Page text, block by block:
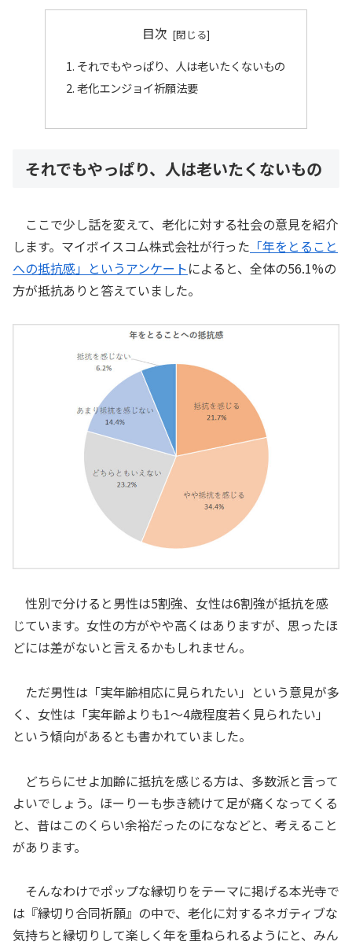
目次
それでもやっぱり、人は老いたくないもの
老化エンジョイ祈願法要
それでもやっぱり、人は老いたくないもの
ここで少し話を変えて、老化に対する社会の意見を紹介
します。マイボイスコム株式会社が行った 「年をとること
への抵抗感」というアンケートによると、全体の56.1%の
方が抵抗ありと答えていました。
性別で分けると男性は5割強、女性は6割強が抵抗を感
じています。女性の方がやや高くはありますが、思ったほ
どには差がないと言えるかもしれません。
ただ男性は「実年齢相応に見られたい」という意見が多
く、女性は「実年齢よりも1～4歳程度若く見られたい」
という傾向があるとも書かれていました。
どちらにせよ加齢に抵抗を感じる方は、多数派と言って
よいでしょう。ほーりーも歩き続けて足が痛くなってくる
と、昔はこのくらい余裕だったのにななどと、考えること
があります。
そんなわけでポップな縁切りをテーマに掲げる本光寺で
は『縁切り合同祈願』の中で、老化に対するネガティブな
気持ちと縁切りして楽しく年を重ねられるようにと、みん